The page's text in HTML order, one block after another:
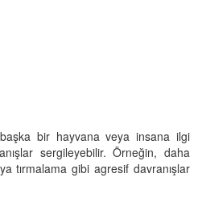
bir hayvana veya insana ilgi
sergileyebilir. Örneğin, daha
tırmalama gibi agresif davranışlar